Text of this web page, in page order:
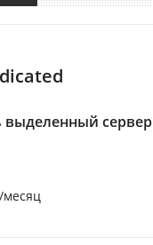
выделенный сервер
месяц